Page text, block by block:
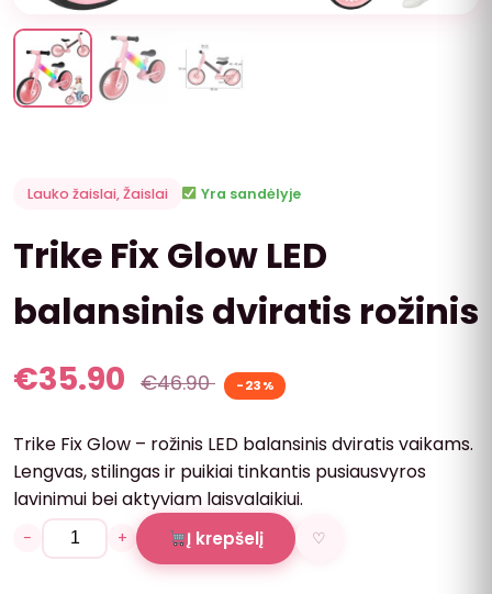
Lauko žaislai,Žaislai Yra sandėlyje
Trike Fix Glow LED
balansinis dviratis rožinis
€35.90 €46.90 -23%
Trike Fix Glow – rožinis LED balansinis dviratis vaikams.
Lengvas, stilingas ir puikiai tinkantis pusiausvyros
lavinimui bei aktyviam laisvalaikiui.
− + Į krepšelį ♡